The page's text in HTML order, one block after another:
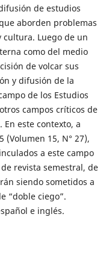
de estudios
aborden problemas
Luego de un
como del medio
de volcar sus
y difusión de la
de los Estudios
campos críticos de
En este contexto, a
15, N° 27),
a este campo
revista semestral, de
siendo sometidos a
“doble ciego”.
e inglés.